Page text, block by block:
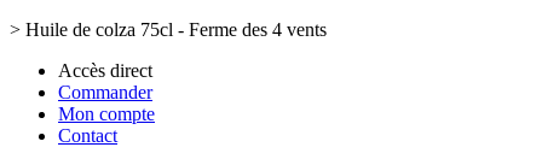
> Huile de colza 75cl - Ferme des 4 vents
Accès direct
Commander
Mon compte
Contact